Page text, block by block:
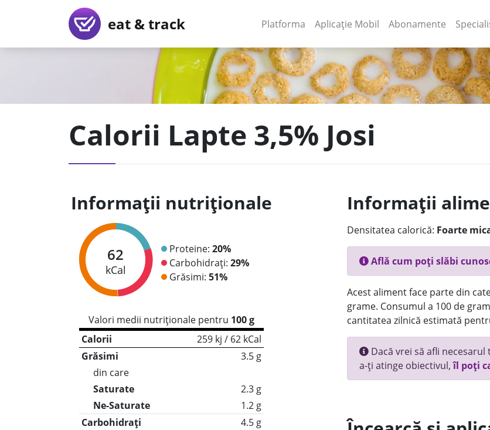
eat & track Platforma (current)
Aplicație Mobil (current)
Abonamente
Calorii Lapte 3,5% Josi
Informații nutriționale
62
kCal
Proteine: 20%
Carbohidrați: 29%
Grăsimi: 51%
Valori medii nutriționale pentru 100 g
Calorii
259 kj / 62 kCal
Grăsimi
3.5 g
din care
Saturate
2.3 g
Ne-Saturate
1.2 g
Carbohidrați
4.5 g
Informații
Densitatea calorică: Foarte
Află cum poți slăbi
Acest aliment face parte din
grame. Consumul a 100 de
cantitatea zilnică estimată
Dacă vrei să afli
a-ți atinge obiectivul,îl poți